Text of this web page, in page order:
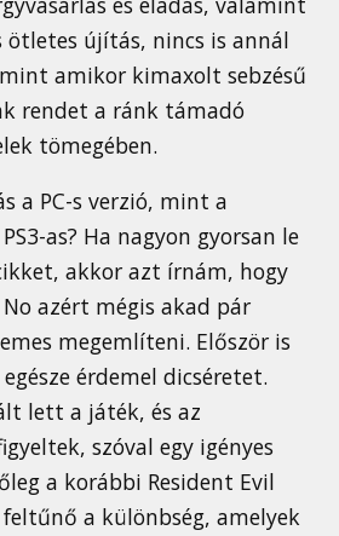
ötletes újítás, nincs is annál
amikor kimaxolt sebzésű
rendet a ránk támadó
tömegében.
a PC-s verzió, mint a
as? Ha nagyon gyorsan le
akkor azt írnám, hogy
azért mégis akad pár
megemlíteni. Először is
érdemel dicséretet.
lett a játék, és az
szóval egy igényes
a korábbi Resident Evil
a különbség, amelyek